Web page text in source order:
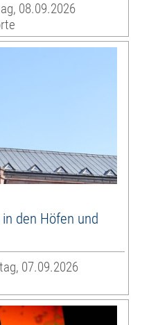
08.09.2026
den Höfen und
07.09.2026